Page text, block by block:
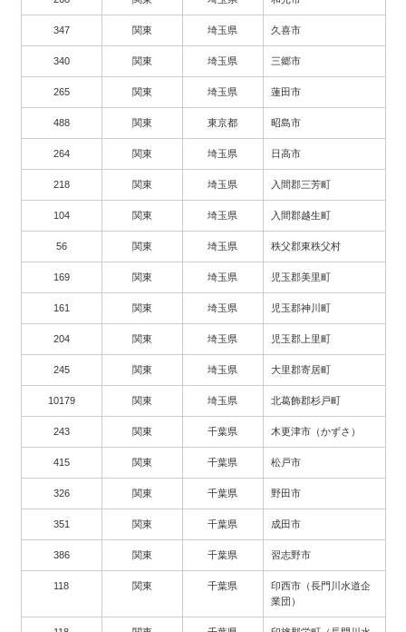
347 関東 埼玉県 久喜市
340 関東 埼玉県 三郷市
265 関東 埼玉県 蓮田市
488 関東 東京都 昭島市
264 関東 埼玉県 日高市
218 関東 埼玉県 入間郡三芳町
104 関東 埼玉県 入間郡越生町
56 関東 埼玉県 秩父郡東秩父村
169 関東 埼玉県 児玉郡美里町
161 関東 埼玉県 児玉郡神川町
204 関東 埼玉県 児玉郡上里町
245 関東 埼玉県 大里郡寄居町
10179 関東 埼玉県 北葛飾郡杉戸町
243 関東 千葉県 木更津市（かずさ）
415 関東 千葉県 松戸市
326 関東 千葉県 野田市
351 関東 千葉県 成田市
386 関東 千葉県 習志野市
118 関東 千葉県
印西市（長門川水道企
業団）